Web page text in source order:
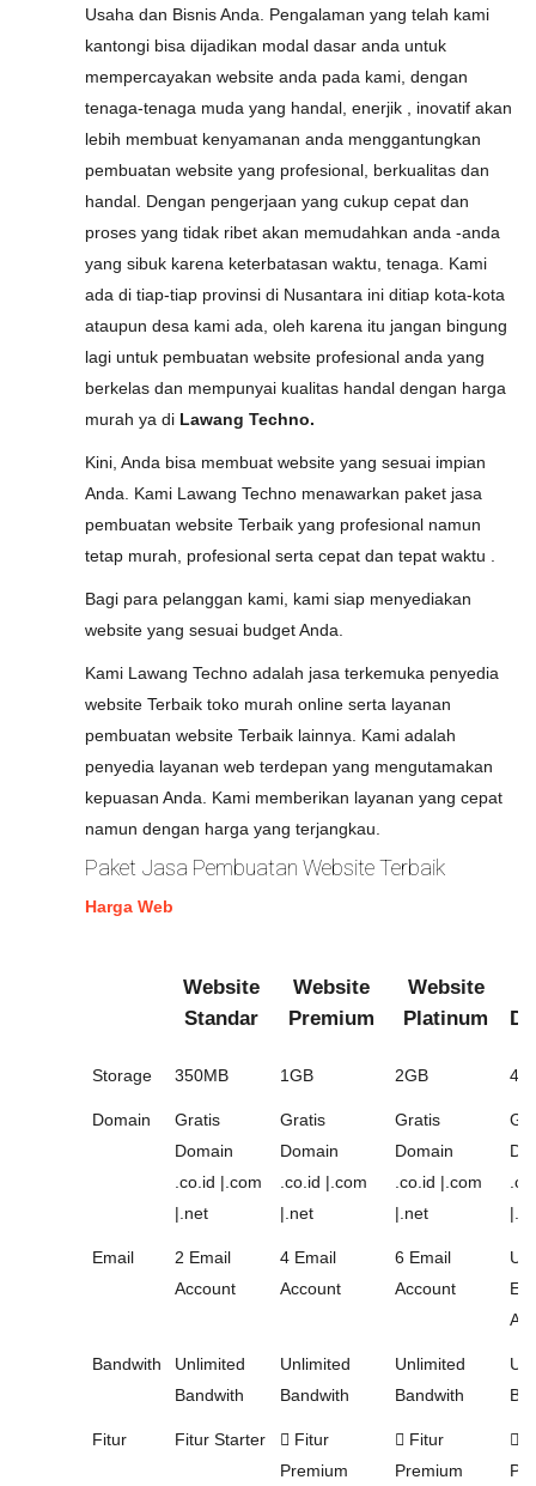
Usaha dan Bisnis Anda. Pengalaman yang telah kami
kantongi bisa dijadikan modal dasar anda untuk
mempercayakan website anda pada kami, dengan
tenaga-tenaga muda yang handal, enerjik , inovatif akan
lebih membuat kenyamanan anda menggantungkan
pembuatan website yang profesional, berkualitas dan
handal. Dengan pengerjaan yang cukup cepat dan
proses yang tidak ribet akan memudahkan anda -anda
yang sibuk karena keterbatasan waktu, tenaga. Kami
ada di tiap-tiap provinsi di Nusantara ini ditiap kota-kota
ataupun desa kami ada, oleh karena itu jangan bingung
lagi untuk pembuatan website profesional anda yang
berkelas dan mempunyai kualitas handal dengan harga
murah ya di Lawang Techno.
Kini, Anda bisa membuat website yang sesuai impian
Anda. Kami Lawang Techno menawarkan paket jasa
pembuatan website Terbaik yang profesional namun
tetap murah, profesional serta cepat dan tepat waktu .
Bagi para pelanggan kami, kami siap menyediakan
website yang sesuai budget Anda.
Kami Lawang Techno adalah jasa terkemuka penyedia
website Terbaik toko murah online serta layanan
pembuatan website Terbaik lainnya. Kami adalah
penyedia layanan web terdepan yang mengutamakan
kepuasan Anda. Kami memberikan layanan yang cepat
namun dengan harga yang terjangkau.
Paket Jasa Pembuatan Website Terbaik
Harga Web
Website
Standar
Website
Premium
Website
Platinum
Storage 350MB 1GB 2GB
Domain
Gratis
Domain
.co.id |.com
|.net
Gratis
Domain
.co.id |.com
|.net
Gratis
Domain
.co.id |.com
|.net
Email
2 Email
Account
4 Email
Account
6 Email
Account
Bandwith
Unlimited
Bandwith
Unlimited
Bandwith
Unlimited
Bandwith
Fitur Fitur Starter
Fitur
Premium
Fitur
Premium